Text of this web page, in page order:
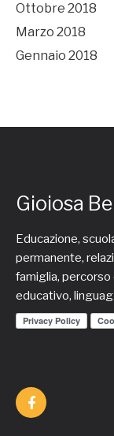
Ottobre 2018
Marzo 2018
Gennaio 2018
Gioiosa
Educazione,
permanente,
famiglia,
educativo,